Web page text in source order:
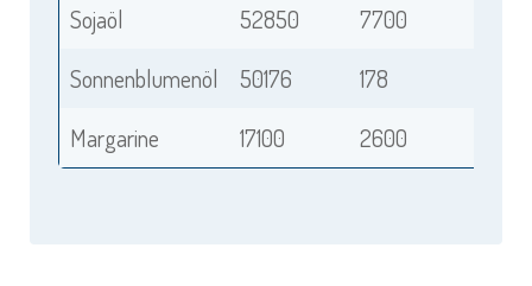
Sojaöl
52850
7700
Sonnenblumenöl
50176
178
Margarine
17100 2600